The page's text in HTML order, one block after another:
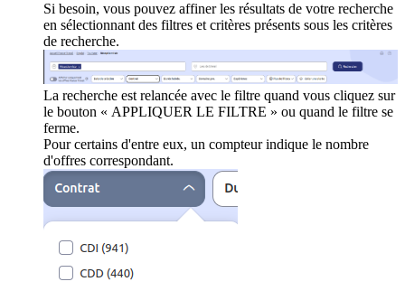
Si besoin, vous pouvez affiner les résultats de votre recherche
en sélectionnant des filtres et critères présents sous les critères
de recherche.
La recherche est relancée avec le filtre quand vous cliquez sur
le bouton « APPLIQUER LE FILTRE » ou quand le filtre se
ferme.
Pour certains d'entre eux, un compteur indique le nombre
d'offres correspondant.